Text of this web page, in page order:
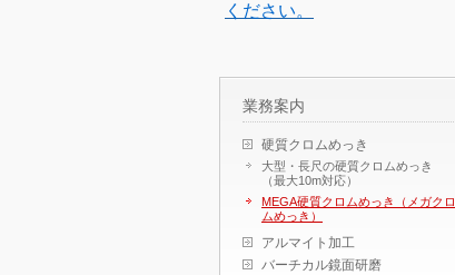
ください。
業務案内
硬質クロムめっき
大型・長尺の硬質クロムめっき
（最大10m対応）
MEGA硬質クロムめっき（メガクロ
ムめっき）
アルマイト加工
バーチカル鏡面研磨